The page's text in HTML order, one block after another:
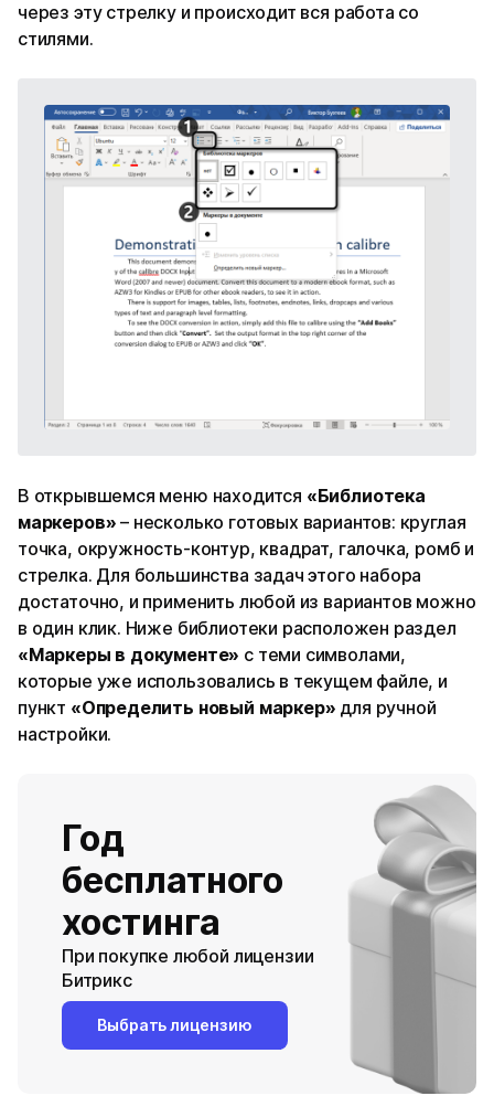
через эту стрелку и происходит вся работа со
стилями.
В открывшемся меню находится «Библиотека
маркеров» – несколько готовых вариантов: круглая
точка, окружность-контур, квадрат, галочка, ромб и
стрелка. Для большинства задач этого набора
достаточно, и применить любой из вариантов можно
в один клик. Ниже библиотеки расположен раздел
«Маркеры в документе» с теми символами,
которые уже использовались в текущем файле, и
пункт «Определить новый маркер» для ручной
настройки.
Год
бесплатного
хостинга
При покупке любой лицензии
Битрикс
Выбрать лицензию